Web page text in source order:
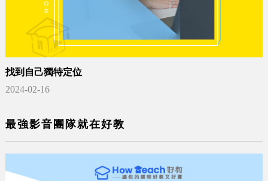
找到自己獨特定位
2024-02-16
最強影音團隊就在好教